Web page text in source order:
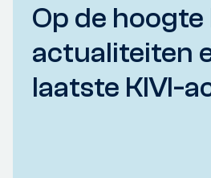
Op de
actualiteiten
laatste KIVI-